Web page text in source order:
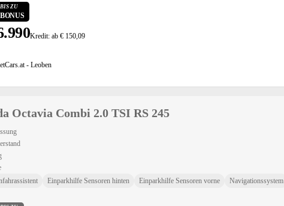
ZU
Kredit: ab € 150,09
- Leoben
Octavia Combi 2.0 TSI RS 245
Einparkhilfe Sensoren hinten Einparkhilfe Sensoren vorne Navigationssystem